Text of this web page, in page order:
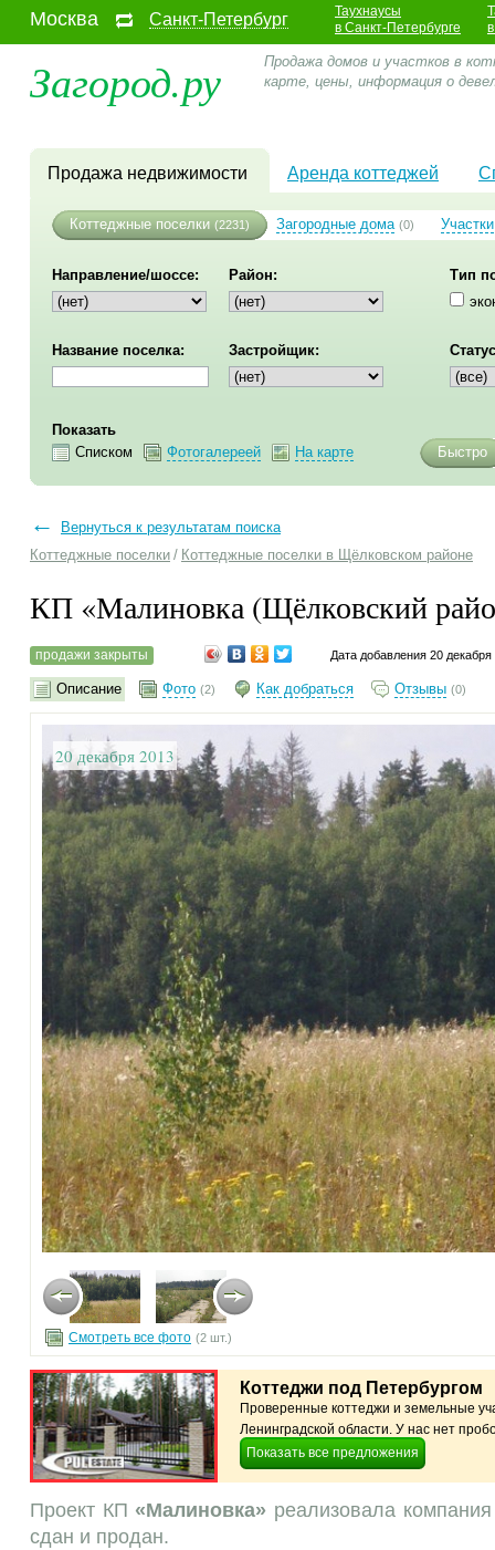
Москва Санкт-Петербург
Таухнаусы
в Санкт-Петербурге
Загород.ру
Продажа домов и участков в
карте, цены, информация о
Продажа недвижимости Аренда коттеджей
Коттеджные поселки (2231) Загородные дома (0) Участки
Направление/шоссе: Район:
Тип
Название поселка: Застройщик:
Показать
Списком
Фотогалереей На карте Быстро
←
Вернуться к результатам поиска
Коттеджные поселки / Коттеджные поселки в Щёлковском районе
КП «Малиновка (Щёлковский
продажи закрыты Дата добавления 20 декабря
Описание Фото (2) Как добраться Отзывы (0)
20 декабря 2013
Смотреть все фото (2 шт.)
Коттеджи под Петербургом
Проверенные коттеджи и земельные
Ленинградской области. У нас нет
Показать все предложения
Проект КП «Малиновка» реализовала
сдан и продан.